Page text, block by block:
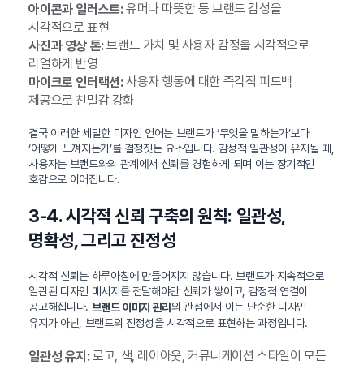
아이콘과 일러스트:유머나 따뜻함 등 브랜드 감성을
시각적으로 표현
사진과 영상 톤:브랜드 가치 및 사용자 감정을 시각적으로
리얼하게 반영
마이크로 인터랙션:사용자 행동에 대한 즉각적 피드백
제공으로 친밀감 강화
결국 이러한 세밀한 디자인 언어는 브랜드가 ‘무엇을 말하는가’보다
‘어떻게 느껴지는가’를 결정짓는 요소입니다. 감성적 일관성이 유지될 때,
사용자는 브랜드와의 관계에서 신뢰를 경험하게 되며 이는 장기적인
호감으로 이어집니다.
3-4. 시각적 신뢰 구축의 원칙: 일관성,
명확성, 그리고 진정성
시각적 신뢰는 하루아침에 만들어지지 않습니다. 브랜드가 지속적으로
일관된 디자인 메시지를 전달해야만 신뢰가 쌓이고, 감정적 연결이
공고해집니다. 브랜드 이미지 관리의 관점에서 이는 단순한 디자인
유지가 아닌, 브랜드의 진정성을 시각적으로 표현하는 과정입니다.
일관성 유지:로고, 색, 레이아웃, 커뮤니케이션 스타일이 모든